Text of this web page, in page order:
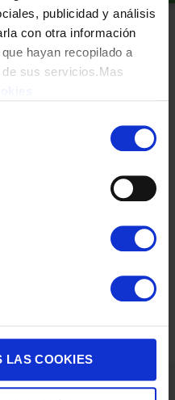
publicidad y análisis
con otra información
hayan recopilado a
sus servicios.Mas
LAS COOKIES
Comparte
40W 30 CM 225986
€